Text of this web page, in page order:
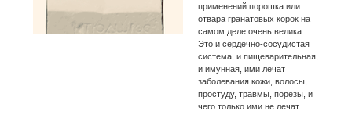
применений порошка или
отвара гранатовых корок на
самом деле очень велика.
Это и сердечно-сосудистая
система, и пищеварительная,
и имунная, ими лечат
заболевания кожи, волосы,
простуду, травмы, порезы, и
чего только ими не лечат.